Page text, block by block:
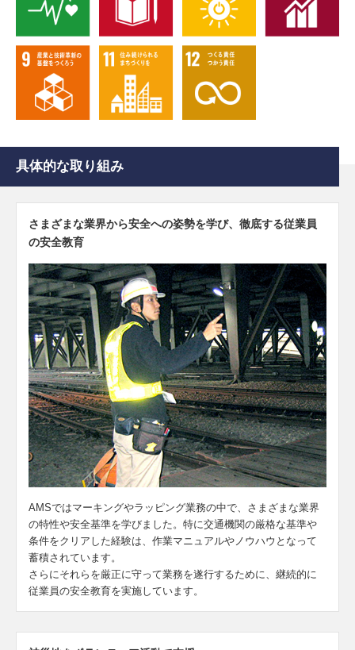
具体的な取り組み
さまざまな業界から安全への姿勢を学び、徹底する従業員
の安全教育
AMSではマーキングやラッピング業務の中で、さまざまな業界
の特性や安全基準を学びました。特に交通機関の厳格な基準や
条件をクリアした経験は、作業マニュアルやノウハウとなって
蓄積されています。
さらにそれらを厳正に守って業務を遂行するために、継続的に
従業員の安全教育を実施しています。